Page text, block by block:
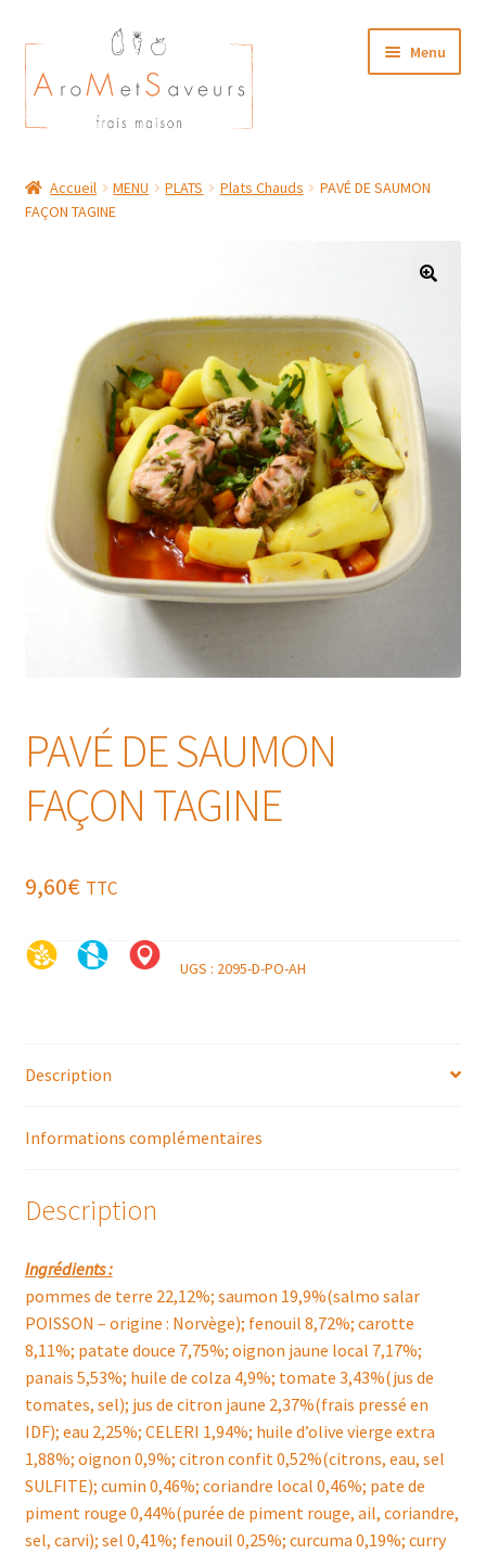
Aller
à
la
navigation
Aller
au
contenu
Menu
Plat du Jour/ Menu Week end
MON COMPTE
Accueil MENU PLATS Plats Chauds
PAVÉ DE SAUMON
FAÇON TAGINE
PAVÉ DE SAUMON
FAÇON TAGINE
9,60€ TTC
UGS : 2095-D-PO-AH
Description
Informations complémentaires
Description
Ingrédients :
pommes de terre 22,12%; saumon 19,9%(salmo salar
POISSON – origine : Norvège); fenouil 8,72%; carotte
8,11%; patate douce 7,75%; oignon jaune local 7,17%;
panais 5,53%; huile de colza 4,9%; tomate 3,43%(jus de
tomates, sel); jus de citron jaune 2,37%(frais pressé en
IDF); eau 2,25%; CELERI 1,94%; huile d’olive vierge extra
1,88%; oignon 0,9%; citron confit 0,52%(citrons, eau, sel
SULFITE); cumin 0,46%; coriandre local 0,46%; pate de
piment rouge 0,44%(purée de piment rouge, ail, coriandre,
sel, carvi); sel 0,41%; fenouil 0,25%; curcuma 0,19%; curry